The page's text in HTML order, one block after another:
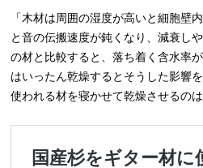
「木材は周囲の湿度が高いと細胞壁
と音の伝搬速度が鈍くなり、減衰し
の材と比較すると、落ち着く含水率
はいったん乾燥するとそうした影響
使われる材を寝かせて乾燥させるの